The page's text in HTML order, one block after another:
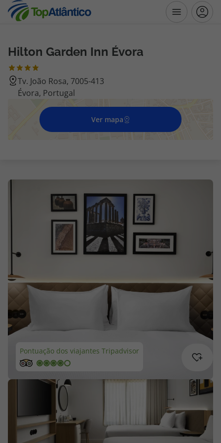
Destinos
Voos
Hotéis
Voos + Hotel
Escapadinhas
Especialistas
Cheque Viagem
Blog TopViagens
Área de Cliente
Hilton Garden Inn Évora
Tv. João Rosa, 7005-413
Évora, Portugal
Ver mapa
Pontuação dos viajantes Tripadvisor